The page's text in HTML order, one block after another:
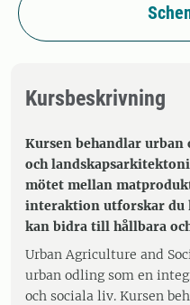
Kursbeskrivning
Kursen behandlar
och
mötet mellan
interaktion utforskar du
kan bidra till hållbara
Urban Agriculture and
urban odling som en
och sociala liv. Kursen